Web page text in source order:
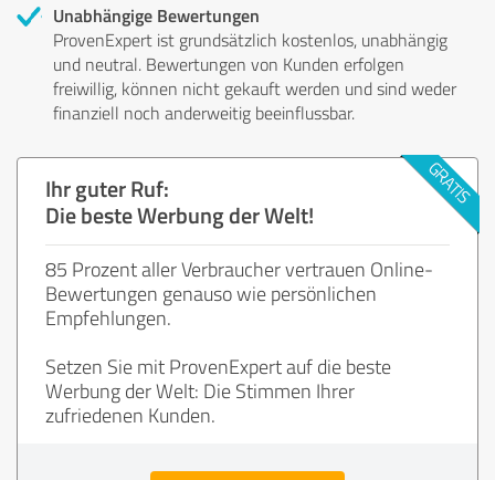
Unabhängige Bewertungen
ProvenExpert ist grundsätzlich kostenlos, unabhängig
und neutral. Bewertungen von Kunden erfolgen
freiwillig, können nicht gekauft werden und sind weder
finanziell noch anderweitig beeinflussbar.
Ihr guter Ruf:
Die beste Werbung der Welt!
85 Prozent aller Verbraucher vertrauen Online-
Bewertungen genauso wie persönlichen
Empfehlungen.
Setzen Sie mit ProvenExpert auf die beste
Werbung der Welt: Die Stimmen Ihrer
zufriedenen Kunden.